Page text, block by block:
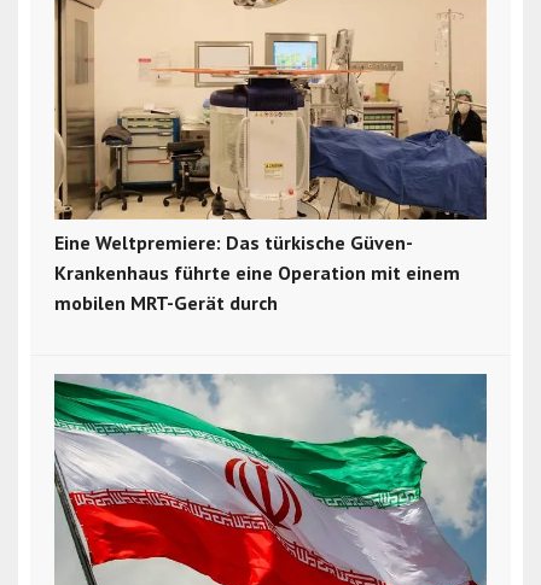
Eine Weltpremiere: Das türkische Güven-
Krankenhaus führte eine Operation mit einem
mobilen MRT-Gerät durch